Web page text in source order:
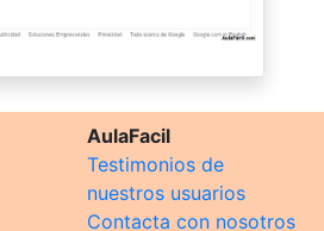
AulaFacil
Testimonios de
nuestros usuarios
Contacta con nosotros